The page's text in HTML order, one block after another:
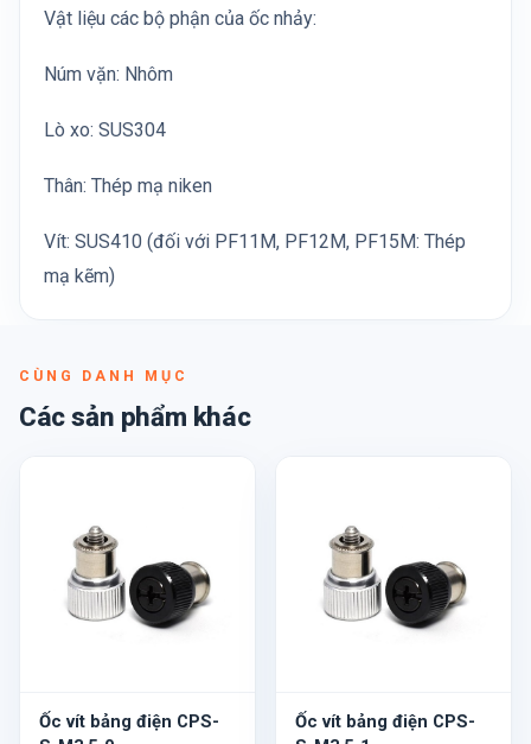
Vật liệu các bộ phận của ốc nhảy:
Núm vặn: Nhôm
Lò xo: SUS304
Thân: Thép mạ niken
Vít: SUS410 (đối với PF11M, PF12M, PF15M: Thép
mạ kẽm)
CÙNG DANH MỤC
Các sản phẩm khác
Ốc vít bảng điện CPS-
Ốc vít bảng điện CPS-